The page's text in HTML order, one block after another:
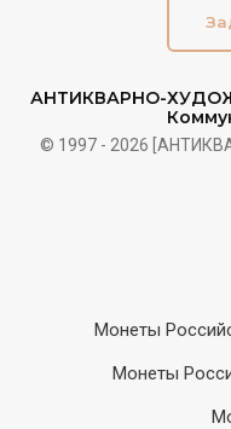
АНТИКВАРНО-
© 1997 - 2026
Монеты
Монеты